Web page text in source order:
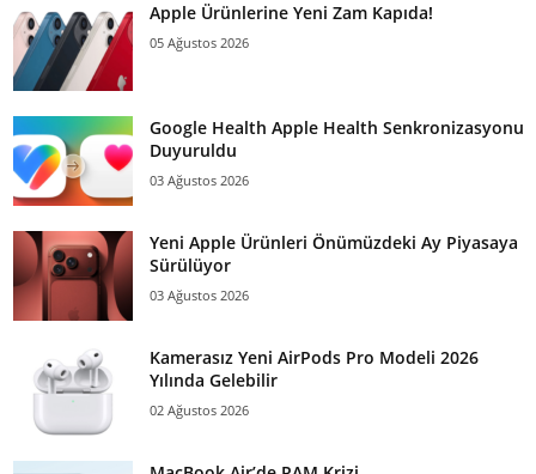
Apple Ürünlerine Yeni Zam Kapıda!
05 Ağustos 2026
Google Health Apple Health Senkronizasyonu
Duyuruldu
03 Ağustos 2026
Yeni Apple Ürünleri Önümüzdeki Ay Piyasaya
Sürülüyor
03 Ağustos 2026
Kamerasız Yeni AirPods Pro Modeli 2026
Yılında Gelebilir
02 Ağustos 2026